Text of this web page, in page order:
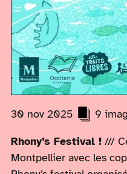
30 nov 2025 9
Rhony’s Festival ! ///
Montpellier avec les